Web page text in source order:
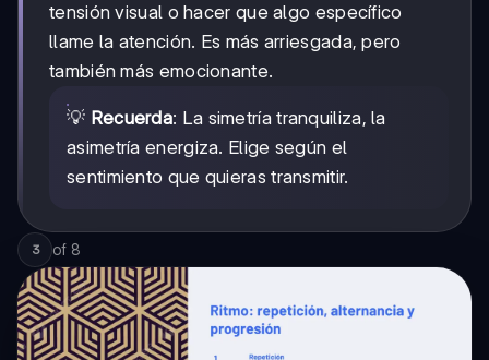
tensión visual o hacer que algo específico
llame la atención. Es más arriesgada, pero
también más emocionante.
💡 Recuerda: La simetría tranquiliza, la
asimetría energiza. Elige según el
sentimiento que quieras transmitir.
3 of 8